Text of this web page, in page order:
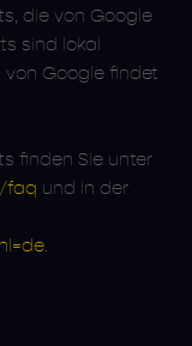
die von Google
sind lokal
von Google findet
finden Sie unter
faq und in der
.